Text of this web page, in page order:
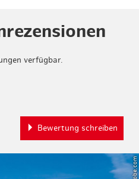
verfügbar.
Bewertung schreiben